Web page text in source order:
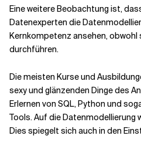
Eine weitere Beobachtung ist,
Datenexperten die
Kernkompetenz ansehen,
durchführen.
Die meisten Kurse und
sexy und glänzenden Dinge des
Erlernen von SQL, Python und
Tools. Auf die Datenmodellierung
Dies spiegelt sich auch in den